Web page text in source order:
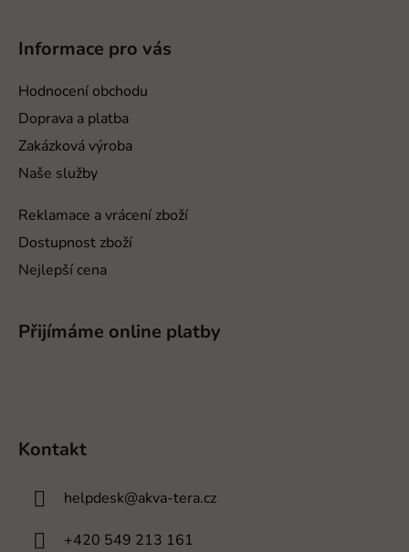
Informace pro vás
Hodnocení obchodu
Doprava a platba
Zakázková výroba
Naše služby
Reklamace a vrácení zboží
Dostupnost zboží
Nejlepší cena
Přijímáme online platby
Kontakt
helpdesk@akva-tera.cz
+420 549 213 161